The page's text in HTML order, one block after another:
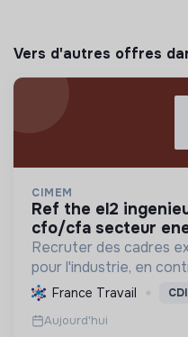
Vers d'autres offres
CIMEM
ref the el2 ingenieur etudes electricite
cfo/cfa secteur
Recruter des cadres
pour l'industrie, en
énergétique, la
développement de
des projets clés.
France Travail CDI
Aujourd'hui